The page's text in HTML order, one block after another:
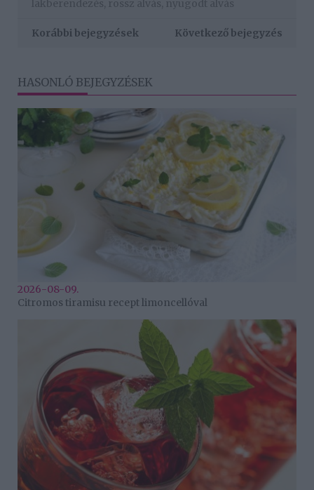
lakberendezés rossz alvás nyugodt alvás
Korábbi bejegyzések Következő bejegyzés
HASONLÓ BEJEGYZÉSEK
2026-08-09.
Citromos tiramisu recept limoncellóval